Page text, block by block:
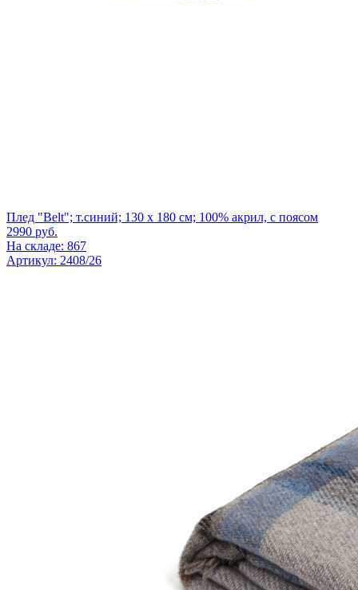
Плед "Belt"; т.синий; 130 х 180 см; 100% акрил, с поясом
2990 руб.
На складе: 867
Артикул: 2408/26